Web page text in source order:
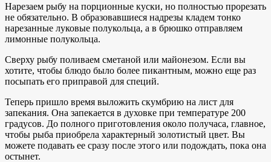
Нарезаем рыбу на порционные куски, но полностью прорезать
не обязательно. В образовавшиеся надрезы кладем тонко
нарезанные луковые полукольца, а в брюшко отправляем
лимонные полукольца.
Сверху рыбу поливаем сметаной или майонезом. Если вы
хотите, чтобы блюдо было более пикантным, можно еще раз
посыпать его приправой для специй.
Теперь пришло время выложить скумбрию на лист для
запекания. Она запекается в духовке при температуре 200
градусов. До полного приготовления около получаса, главное,
чтобы рыба приобрела характерный золотистый цвет. Вы
можете подавать ее сразу после этого или подождать, пока она
остынет.